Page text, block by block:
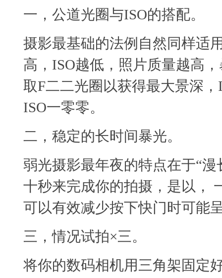
一，公道光圈与ISO的搭
摄影最基础的法例自然同样适
高，ISO越低，照片质量越高
取F二二光圈以获得最大景深
ISO一零零。
二，稳定的长时间暴光。
弱光摄影最年夜的特点在于“
十秒来完成你的拍摄，是以，
可以有效减少按下快门时可能
三，情况试拍×三。
将你的数码相机用三角架固定